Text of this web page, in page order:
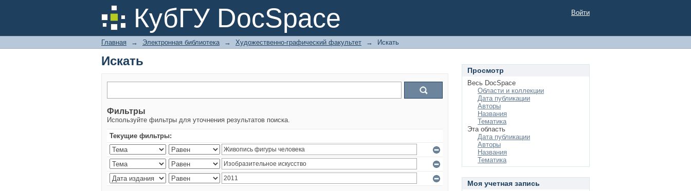
КубГУ DocSpace
Искать Войти
Главная → Электронная библиотека → Художественно-графический факультет → Искать
Искать
Фильтры
Используйте фильтры для уточнения результатов поиска.
Текущие фильтры:
Просмотр
Весь DocSpace
Области и коллекции
Дата публикации
Авторы
Названия
Тематика
Эта область
Дата публикации
Авторы
Названия
Тематика
Моя учетная запись